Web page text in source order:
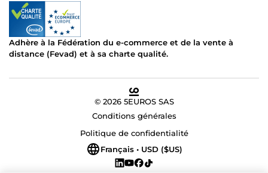
Adhère à la Fédération du e-commerce et de la vente à
distance (Fevad) et à sa charte qualité.
© 2026 5EUROS SAS
Conditions générales
Politique de confidentialité
Français • USD ($US)